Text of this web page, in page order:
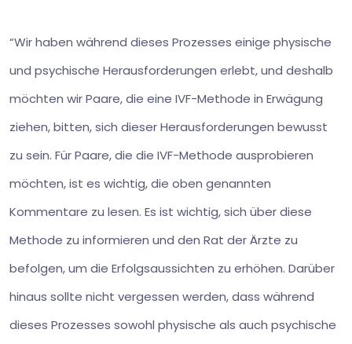
“Wir haben während dieses Prozesses einige physische
und psychische Herausforderungen erlebt, und deshalb
möchten wir Paare, die eine IVF-Methode in Erwägung
ziehen, bitten, sich dieser Herausforderungen bewusst
zu sein. Für Paare, die die IVF-Methode ausprobieren
möchten, ist es wichtig, die oben genannten
Kommentare zu lesen. Es ist wichtig, sich über diese
Methode zu informieren und den Rat der Ärzte zu
befolgen, um die Erfolgsaussichten zu erhöhen. Darüber
hinaus sollte nicht vergessen werden, dass während
dieses Prozesses sowohl physische als auch psychische